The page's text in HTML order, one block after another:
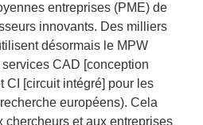
entreprises (PME) de
innovants. Des milliers
désormais le MPW
CAD [conception
CI [circuit intégré] pour les
européens). Cela
chercheurs et aux entreprises